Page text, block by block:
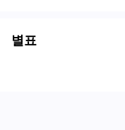
별표